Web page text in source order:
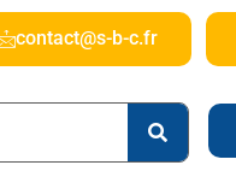
contact@s-b-c.fr